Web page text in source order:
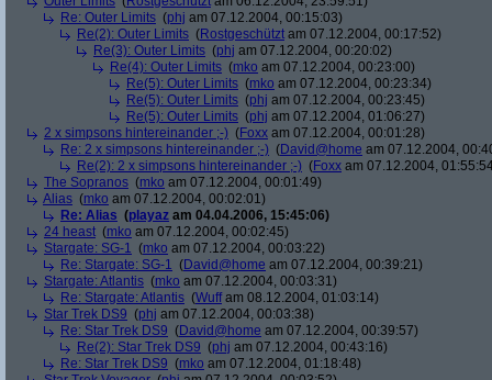
Re: Outer Limits (phj am 07.12.2004, 00:15:03)
Re(2): Outer Limits (Rostgeschützt am 07.12.2004, 00:17:52)
Re(3): Outer Limits (phj am 07.12.2004, 00:20:02)
Re(4): Outer Limits (mko am 07.12.2004, 00:23:00)
Re(5): Outer Limits (mko am 07.12.2004, 00:23:34)
Re(5): Outer Limits (phj am 07.12.2004, 00:23:45)
Re(5): Outer Limits (phj am 07.12.2004, 01:06:27)
2 x simpsons hintereinander ;-) (Foxx am 07.12.2004, 00:01:28)
Re: 2 x simpsons hintereinander ;-) (David@home am 07.12.2004,
Re(2): 2 x simpsons hintereinander ;-) (Foxx am 07.12.2004,
The Sopranos (mko am 07.12.2004, 00:01:49)
Alias (mko am 07.12.2004, 00:02:01)
Re: Alias (playaz am 04.04.2006, 15:45:06)
24 heast (mko am 07.12.2004, 00:02:45)
Stargate: SG-1 (mko am 07.12.2004, 00:03:22)
Re: Stargate: SG-1 (David@home am 07.12.2004, 00:39:21)
Stargate: Atlantis (mko am 07.12.2004, 00:03:31)
Re: Stargate: Atlantis (Wuffam 08.12.2004, 01:03:14)
Star Trek DS9 (phj am 07.12.2004, 00:03:38)
Re: Star Trek DS9 (David@home am 07.12.2004, 00:39:57)
Re(2): Star Trek DS9 (phj am 07.12.2004, 00:43:16)
Re: Star Trek DS9 (mko am 07.12.2004, 01:18:48)